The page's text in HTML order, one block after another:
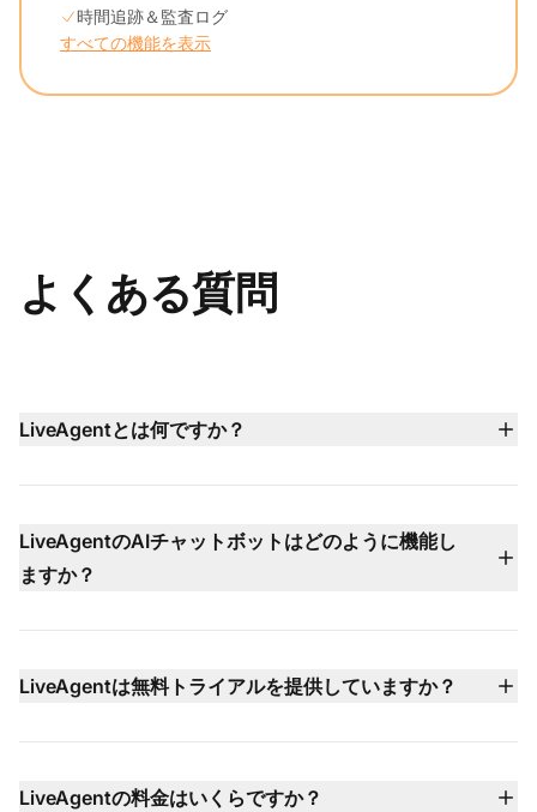
時間追跡＆監査ログ
すべての機能を表示
よくある質問
LiveAgentとは何ですか？
ディアサポート、ナレッジベース管理を1つのダッシュボ
ードにまとめたオールインワンカスタマーサービスプラッ
を提供できるよう支援します。
LiveAgentのAIチャットボットはどのように機能し
ますか？
メントを使用して一般的な質問に即座に回答します。問題
人間のエージェントに引き継ぎます。
LiveAgentは無料トライアルを提供していますか？
にすべての機能をテストできます。
LiveAgentの料金はいくらですか？